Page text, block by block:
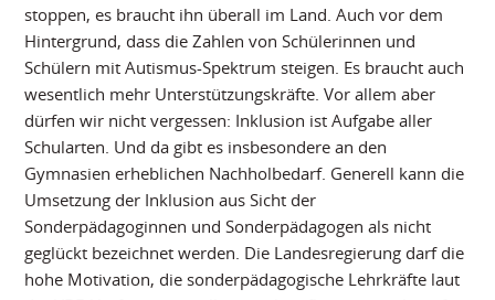
stoppen, es braucht ihn überall im Land. Auch vor dem
Hintergrund, dass die Zahlen von Schülerinnen und
Schülern mit Autismus-Spektrum steigen. Es braucht auch
wesentlich mehr Unterstützungskräfte. Vor allem aber
dürfen wir nicht vergessen: Inklusion ist Aufgabe aller
Schularten. Und da gibt es insbesondere an den
Gymnasien erheblichen Nachholbedarf. Generell kann die
Umsetzung der Inklusion aus Sicht der
Sonderpädagoginnen und Sonderpädagogen als nicht
geglückt bezeichnet werden. Die Landesregierung darf die
hohe Motivation, die sonderpädagogische Lehrkräfte laut